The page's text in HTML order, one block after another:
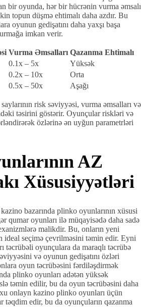
bir oyunda, hər bir hücrənin vurma əmsalı
topun düşmə ehtimalı daha azdır. Bu
oyunun gedişatını daha yaxşı başa
imkan verir.
Vurma Əmsalları Qazanma Ehtimalı
0.1x – 5x
Yüksək
0.2x – 10x
Orta
0.5x – 50x Aşağı
risk səviyyəsi, vurma əmsalları və
təsirini göstərir. Oyunçular riskləri və
özlərinə ən uyğun parametrləri
AZ
Xüsusiyyətləri
bazarında plinko oyunlarının xüsusi
qumar oyunları ilə müqayisədə daha sadə
malikdir. Bu, onların yeni
ideal seçimə çevrilməsini təmin edir. Eyni
təcrübəli oyunçulara da maraqlı təcrübə
və oyunun gedişatını özləri
oyun təcrübəsini fərdiləşdirmək
plinko oyunları adətən yüksək
təmin edilir, bu da oyun təcrübəsini daha
onlayn kazino plinko oyunları üçün
təqdim edir, bu da oyunçuların qazanma